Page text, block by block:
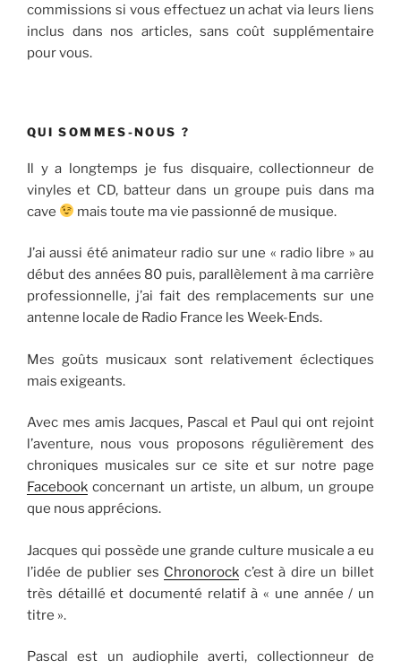
commissions si vous effectuez un achat via leurs liens
inclus dans nos articles, sans coût supplémentaire
pour vous.
QUI SOMMES-NOUS ?
Il y a longtemps je fus disquaire, collectionneur de
vinyles et CD, batteur dans un groupe puis dans ma
cave
mais toute ma vie passionné de musique.
J’ai aussi été animateur radio sur une « radio libre » au
début des années 80 puis, parallèlement à ma carrière
professionnelle, j’ai fait des remplacements sur une
antenne locale de Radio France les Week-Ends.
Mes goûts musicaux sont relativement éclectiques
mais exigeants.
Avec mes amis Jacques, Pascal et Paul qui ont rejoint
l’aventure, nous vous proposons régulièrement des
chroniques musicales sur ce site et sur notre page
Facebook concernant un artiste, un album, un groupe
que nous apprécions.
Jacques qui possède une grande culture musicale a eu
l’idée de publier ses Chronorock c’est à dire un billet
très détaillé et documenté relatif à « une année / un
titre ».
Pascal est un audiophile averti, collectionneur de